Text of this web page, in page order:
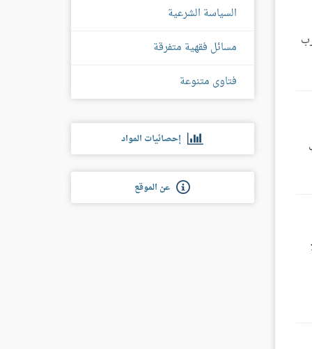
السياسة الشرعية
مسائل فقهية متفرقة
فتاوى متنوعة
إحصائيات المواد
عن الموقع